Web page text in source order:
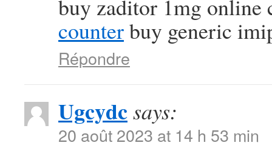
buy zaditor 1mg online
counterbuy generic
Répondre
Ugcydcsays:
20 août 2023 at 14 h 53 min